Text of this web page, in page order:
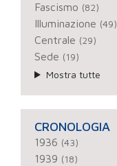
Fascismo (82)
Illuminazione (49)
Centrale (29)
Sede (19)
Mostra tutte
CRONOLOGIA
1936 (43)
1939 (18)